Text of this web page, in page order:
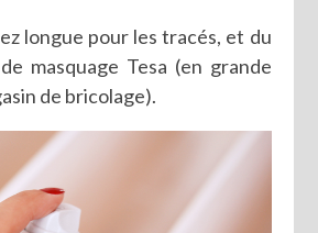
longue pour les tracés, et du
masquage Tesa (en grande
de bricolage).